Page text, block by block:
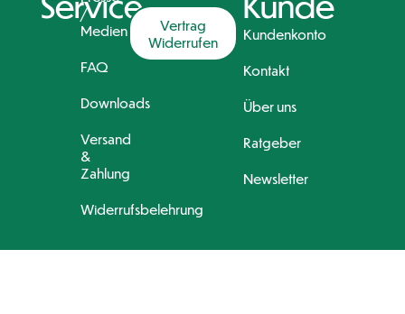
/
Medien
FAQ
Downloads
Versand
&
Zahlung
Widerrufsbelehrung
Vertrag
Widerrufen
Kundenkonto
Kontakt
Über uns
Ratgeber
Newsletter